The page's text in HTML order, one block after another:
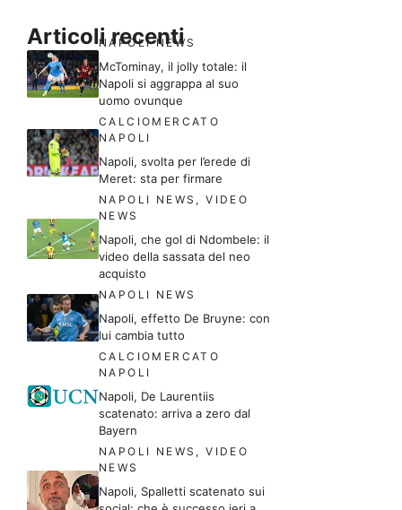
Articoli recenti
NAPOLI NEWS
McTominay, il jolly totale: il
Napoli si aggrappa al suo
uomo ovunque
CALCIOMERCATO
NAPOLI
Napoli, svolta per l’erede di
Meret: sta per firmare
NAPOLI NEWS ,VIDEO
NEWS
Napoli, che gol di Ndombele: il
video della sassata del neo
acquisto
NAPOLI NEWS
Napoli, effetto De Bruyne: con
lui cambia tutto
CALCIOMERCATO
NAPOLI
Napoli, De Laurentiis
scatenato: arriva a zero dal
Bayern
NAPOLI NEWS ,VIDEO
NEWS
Napoli, Spalletti scatenato sui